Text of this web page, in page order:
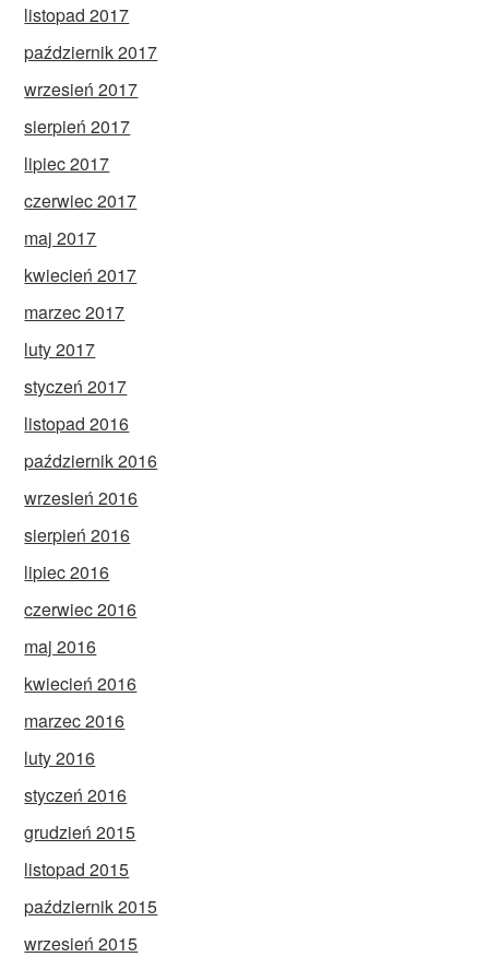
listopad 2017
październik 2017
wrzesień 2017
sierpień 2017
lipiec 2017
czerwiec 2017
maj 2017
kwiecień 2017
marzec 2017
luty 2017
styczeń 2017
listopad 2016
październik 2016
wrzesień 2016
sierpień 2016
lipiec 2016
czerwiec 2016
maj 2016
kwiecień 2016
marzec 2016
luty 2016
styczeń 2016
grudzień 2015
listopad 2015
październik 2015
wrzesień 2015